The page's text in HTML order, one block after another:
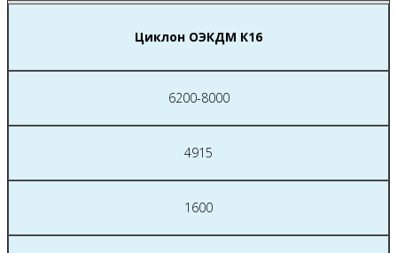
Циклон ОЭКДМ К16
6200-8000
4915
1600